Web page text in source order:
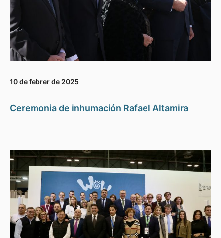
10 de febrer de 2025
Ceremonia de inhumación Rafael Altamira